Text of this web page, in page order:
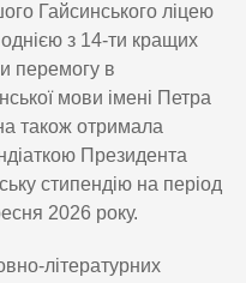
Гайсинського ліцею
з 14-ти кращих
перемогу в
мови імені Петра
також отримала
Президента
стипендію на період
2026 року.
літературних